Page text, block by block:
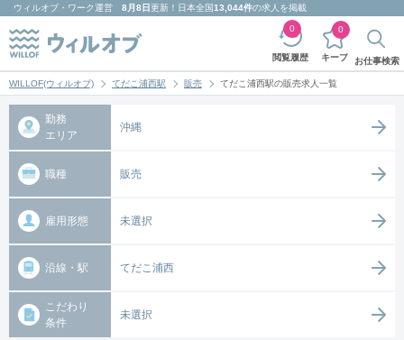
ウィルオブ・ワーク運営 8月8日更新！日本全国13,044件の求人を掲載
閲覧履歴
0
キープ
0
お仕事検索
WILLOF(ウィルオブ) てだこ浦西駅 販売 てだこ浦西駅の販売求人一覧
勤務
エリア
沖縄
職種 販売
雇用形態 未選択
沿線・駅 てだこ浦西
こだわり
条件
未選択